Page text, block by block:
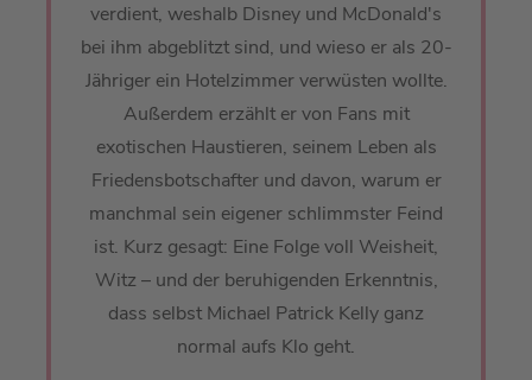
verdient, weshalb Disney und McDonald's
bei ihm abgeblitzt sind, und wieso er als 20-
Jähriger ein Hotelzimmer verwüsten wollte.
Außerdem erzählt er von Fans mit
exotischen Haustieren, seinem Leben als
Friedensbotschafter und davon, warum er
manchmal sein eigener schlimmster Feind
ist. Kurz gesagt: Eine Folge voll Weisheit,
Witz – und der beruhigenden Erkenntnis,
dass selbst Michael Patrick Kelly ganz
normal aufs Klo geht.